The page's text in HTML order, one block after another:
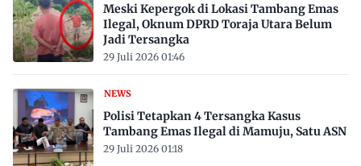
Meski Kepergok di Lokasi Tambang Emas
Ilegal, Oknum DPRD Toraja Utara Belum
Jadi Tersangka
29 Juli 2026 01:46
NEWS
Polisi Tetapkan 4 Tersangka Kasus
Tambang Emas Ilegal di Mamuju, Satu ASN
29 Juli 2026 01:18